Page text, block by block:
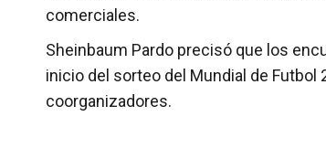
comerciales.
Sheinbaum Pardo precisó que los
inicio del sorteo del Mundial de Futbol
coorganizadores.